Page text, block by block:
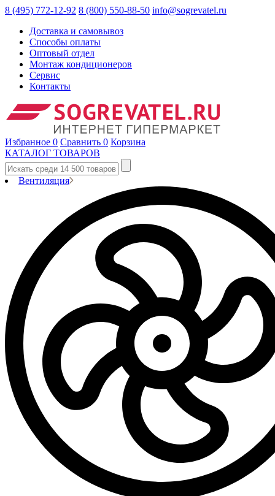
8 (495) 772-12-92 8 (800) 550-88-50 info@sogrevatel.ru
Доставка и самовывоз
Способы оплаты
Оптовый отдел
Монтаж кондиционеров
Сервис
Контакты
Избранное 0 Сравнить 0 Корзина
КАТАЛОГ ТОВАРОВ
Вентиляция